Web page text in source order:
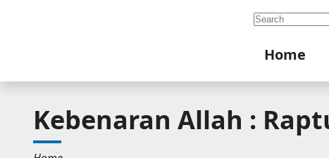
Search
Home
Kebenaran Allah :